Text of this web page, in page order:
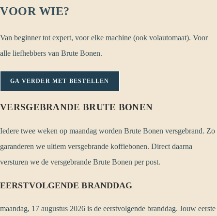
VOOR WIE?
Van beginner tot expert, voor elke machine (ook volautomaat). Voor
alle liefhebbers van Brute Bonen.
GA VERDER MET BESTELLEN
VERSGEBRANDE BRUTE BONEN
Iedere twee weken op maandag worden Brute Bonen versgebrand. Zo
garanderen we ultiem versgebrande koffiebonen. Direct daarna
versturen we de versgebrande Brute Bonen per post.
EERSTVOLGENDE BRANDDAG
maandag, 17 augustus 2026 is de eerstvolgende branddag. Jouw eerste